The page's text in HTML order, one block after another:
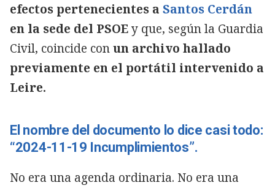
efectos pertenecientes a Santos Cerdán
en la sede del PSOEy que, según la Guardia
Civil, coincide conun archivo hallado
previamente en el portátil intervenido a
Leire.
El nombre del documento lo dice casi todo:
“2024-11-19 Incumplimientos”.
No era una agenda ordinaria. No era una